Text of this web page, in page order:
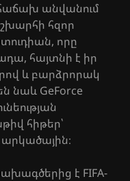
հաճախ անվանում
հզոր
որը
հայտնի է իր
և բարձրորակ
նաև GeForce
հիթեր՝
է FIFA-